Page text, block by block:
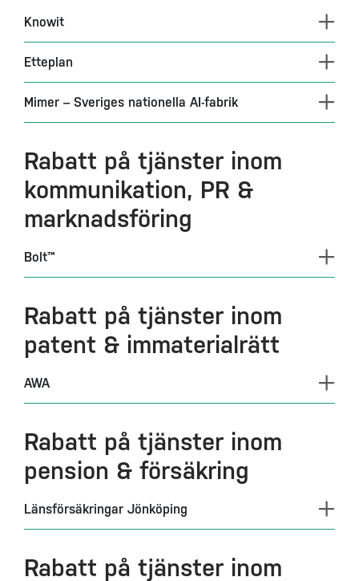
Knowit
Etteplan
Mimer – Sveriges nationella AI-fabrik
Rabatt på tjänster inom
kommunikation, PR &
marknadsföring
Bolt™
Rabatt på tjänster inom
patent & immaterialrätt
AWA
Rabatt på tjänster inom
pension & försäkring
Länsförsäkringar Jönköping
Rabatt på tjänster inom